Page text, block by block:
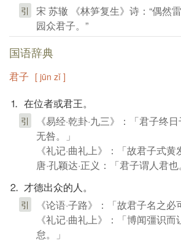
引
宋 苏辙 《林笋复生》诗：“偶然
园众君子。”
国语辞典
君子 [ jūn zǐ ]
⒈ 在位者或君王。
引
《易经·乾卦·九三》：「君子终
无咎。」
《礼记·曲礼上》：「故君子式黄
唐·孔颖达·正义：「君子谓人君也
⒉ 才德出众的人。
引
《论语·子路》：「故君子名之必
《礼记·曲礼上》：「博闻彊识
怠。」